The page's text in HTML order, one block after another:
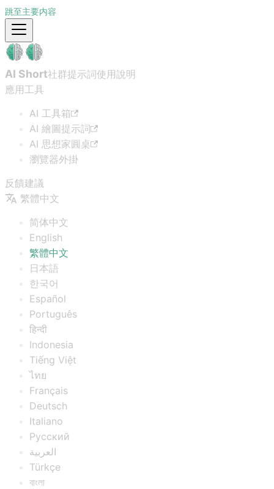
跳至主要内容
AI Short社群提示詞使用說明
應用工具
AI 工具箱
AI 繪圖提示詞
AI 思想家圓桌
瀏覽器外掛
反饋建議
繁體中文
简体中文
English
繁體中文
日本語
한국어
Español
Português
हिन्दी
Indonesia
Tiếng Việt
ไทย
Français
Deutsch
Italiano
Русский
العربية
Türkçe
বাংলা